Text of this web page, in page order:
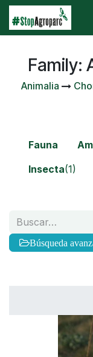
Ir al contenido
Family:
Animalia
Fauna
Insecta(1)
Búsqueda